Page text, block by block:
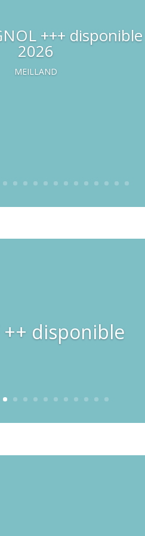
disponible en 2026
MEILLAND
MEILLAND